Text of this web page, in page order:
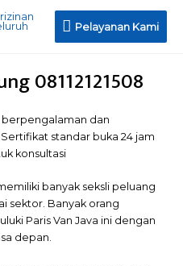
Pelayanan
Pelayanan Kami
08112121508
dan
standar buka 24 jam
konsultasi
banyak seksli peluang
sektor. Banyak orang
Paris Van Java ini dengan
depan.